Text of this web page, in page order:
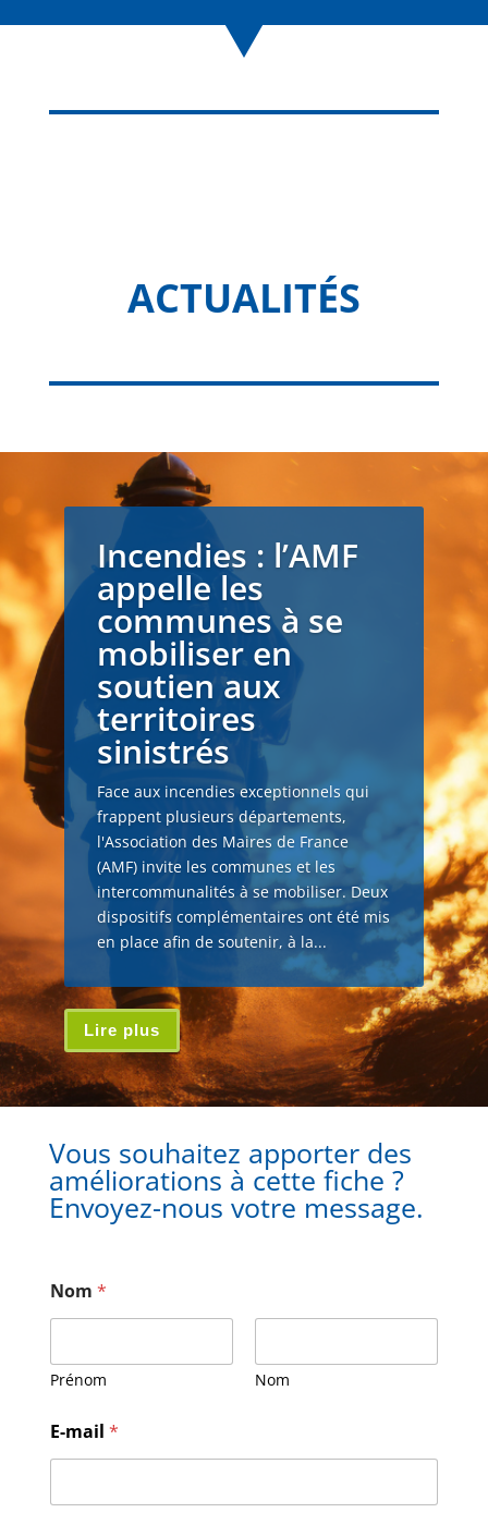
ACTUALITÉS
Incendies : l’AMF
appelle les
communes à se
mobiliser en
soutien aux
territoires
sinistrés
Face aux incendies exceptionnels qui
frappent plusieurs départements,
l'Association des Maires de France
(AMF) invite les communes et les
intercommunalités à se mobiliser. Deux
dispositifs complémentaires ont été mis
en place afin de soutenir, à la...
Lire plus
Vous souhaitez apporter des
améliorations à cette fiche ?
Envoyez-nous votre message.
Nom *
Prénom Nom
-
m
i
E-mail *